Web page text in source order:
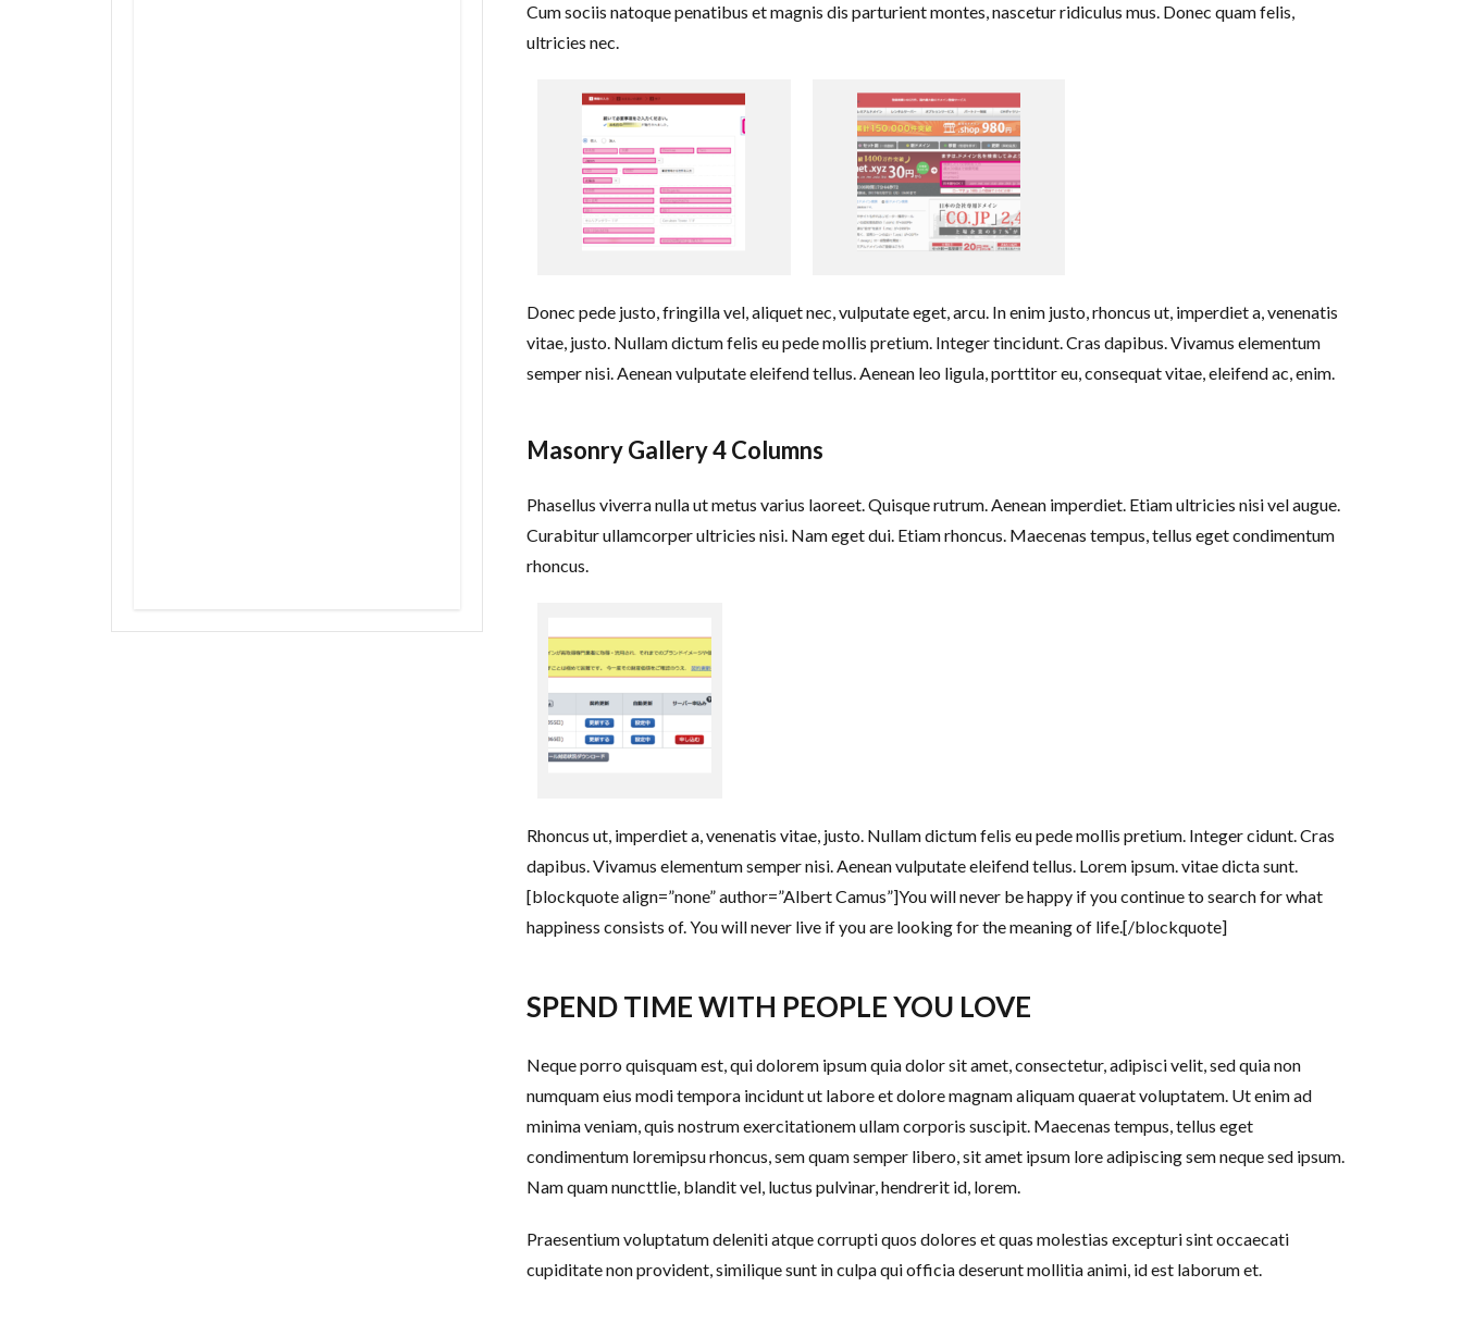
Cum sociis natoque penatibus et magnis dis parturient montes, nascetur ridiculus mus. Donec quam felis,
ultricies nec.
Donec pede justo, fringilla vel, aliquet nec, vulputate eget, arcu. In enim justo, rhoncus ut, imperdiet a, venenatis
vitae, justo. Nullam dictum felis eu pede mollis pretium. Integer tincidunt. Cras dapibus. Vivamus elementum
semper nisi. Aenean vulputate eleifend tellus. Aenean leo ligula, porttitor eu, consequat vitae, eleifend ac, enim.
Masonry Gallery 4 Columns
Phasellus viverra nulla ut metus varius laoreet. Quisque rutrum. Aenean imperdiet. Etiam ultricies nisi vel augue.
Curabitur ullamcorper ultricies nisi. Nam eget dui. Etiam rhoncus. Maecenas tempus, tellus eget condimentum
rhoncus.
Rhoncus ut, imperdiet a, venenatis vitae, justo. Nullam dictum felis eu pede mollis pretium. Integer cidunt. Cras
dapibus. Vivamus elementum semper nisi. Aenean vulputate eleifend tellus. Lorem ipsum. vitae dicta sunt.
[blockquote align=”none” author=”Albert Camus”]You will never be happy if you continue to search for what
happiness consists of. You will never live if you are looking for the meaning of life.[/blockquote]
SPEND TIME WITH PEOPLE YOU LOVE
Neque porro quisquam est, qui dolorem ipsum quia dolor sit amet, consectetur, adipisci velit, sed quia non
numquam eius modi tempora incidunt ut labore et dolore magnam aliquam quaerat voluptatem. Ut enim ad
minima veniam, quis nostrum exercitationem ullam corporis suscipit. Maecenas tempus, tellus eget
condimentum loremipsu rhoncus, sem quam semper libero, sit amet ipsum lore adipiscing sem neque sed ipsum.
Nam quam nuncttlie, blandit vel, luctus pulvinar, hendrerit id, lorem.
Praesentium voluptatum deleniti atque corrupti quos dolores et quas molestias excepturi sint occaecati
cupiditate non provident, similique sunt in culpa qui officia deserunt mollitia animi, id est laborum et.